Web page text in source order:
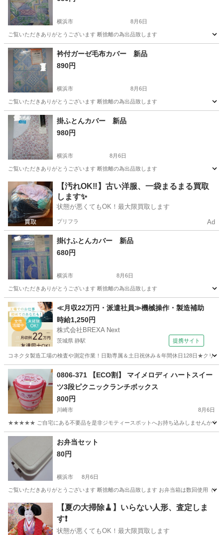
横浜市 8月6日
ご覧いただきありがとうございます 断捨離の為出品致します
神奈川 横浜市 その他 毛布
衿付ガーゼ毛布カバー 新品
890円
横浜市 8月6日
ご覧いただきありがとうございます 断捨離の為出品致します
神奈川 横浜市 その他 毛布
掛ふとんカバー 新品
980円
横浜市 8月6日
ご覧いただきありがとうございます 断捨離の為出品致します
神奈川 横浜市 その他 断捨離
【汚れOK‼️】古い洋服、一袋まるまる買取
します✨
状態が悪くてもOK！最大限買取します
プリフラ Ad
掛けふとんカバー 新品
680円
横浜市 8月6日
ご覧いただきありがとうございます 断捨離の為出品致します
神奈川 横浜市 その他 断捨離
≪月収22万円・派遣社員≫機械操作・製造補助
時給1,250円
株式会社BREXA Next
茨城県 静駅 提携サイト
コネクタ製造工場の検査や測定作業！日勤専属＆土日祝休み＆年間休日128日★クリ
茨城 常陸大宮市 その他
0806-371 【ECO割】 マイメロディ ハートスイー
ツ3段ピクニックランチボックス
800円
川崎市 8月6日
★★★★★ ご自宅にある不要品を是非ジモティースポットへお持ち込みしませんか？
神奈川 川崎市 家庭用品
お弁当セット
80円
横浜市 8月6日
ご覧いただきありがとうございます 断捨離の為出品致します お弁当箱は数回使用（
神奈川 その他 トリー
【夏の大掃除🧹】いらない人形、査定しま
す❗️
状態が悪くてもOK！最大限買取します